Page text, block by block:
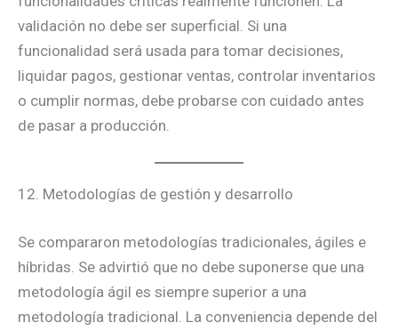
validación no debe ser superficial. Si una
funcionalidad será usada para tomar decisiones,
liquidar pagos, gestionar ventas, controlar inventarios
o cumplir normas, debe probarse con cuidado antes
de pasar a producción.
12. Metodologías de gestión y desarrollo
Se compararon metodologías tradicionales, ágiles e
híbridas. Se advirtió que no debe suponerse que una
metodología ágil es siempre superior a una
metodología tradicional. La conveniencia depende del